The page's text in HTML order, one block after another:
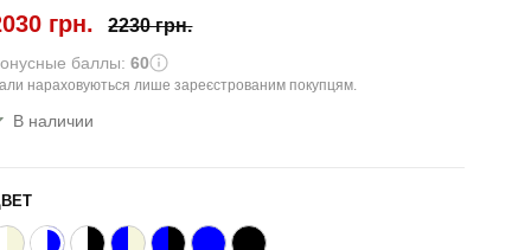
грн. 2230 грн.
баллы:60
нараховуються лише зареєстрованим покупцям.
В наличии